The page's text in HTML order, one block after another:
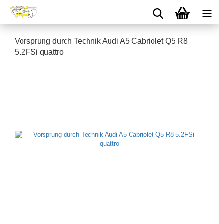
Vorsprung durch Technik Audi A5 Cabriolet Q5 R8
5.2FSi quattro